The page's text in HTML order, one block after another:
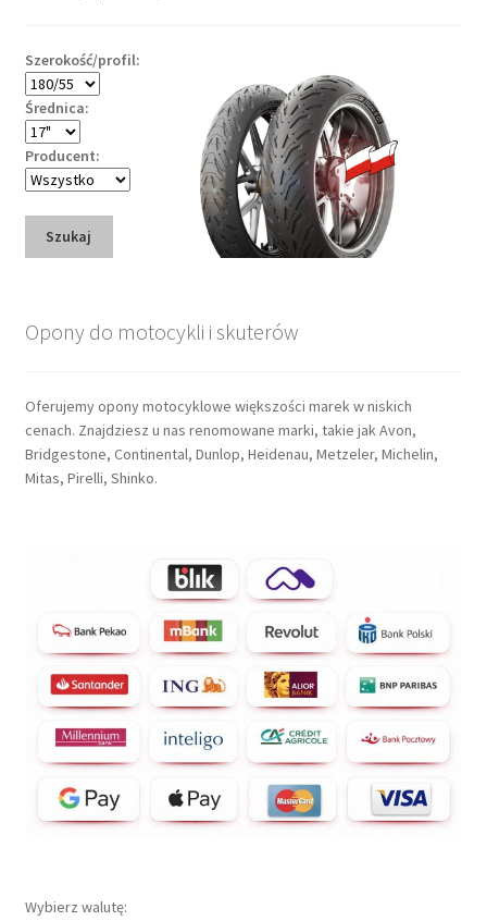
Szerokość/profil:
Średnica:
Producent:
Szukaj
Opony do motocykli i skuterów
Oferujemy opony motocyklowe większości marek w niskich
cenach. Znajdziesz u nas renomowane marki, takie jak Avon,
Bridgestone, Continental, Dunlop, Heidenau, Metzeler, Michelin,
Mitas, Pirelli, Shinko.
Wybierz walutę: